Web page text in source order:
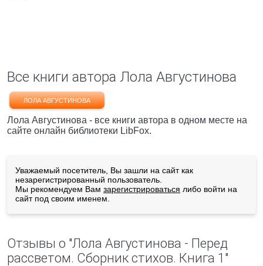
Все книги автора Лола Августинова
ЛОЛА АВГУСТИНОВА
Лола Августинова - все книги автора в одном месте на
сайте онлайн библиотеки LibFox.
Уважаемый посетитель, Вы зашли на сайт как
незарегистрированный пользователь.
Мы рекомендуем Вам зарегистрироваться либо войти на
сайт под своим именем.
Отзывы о "Лола Августинова - Перед
рассветом. Сборник стихов. Книга 1"